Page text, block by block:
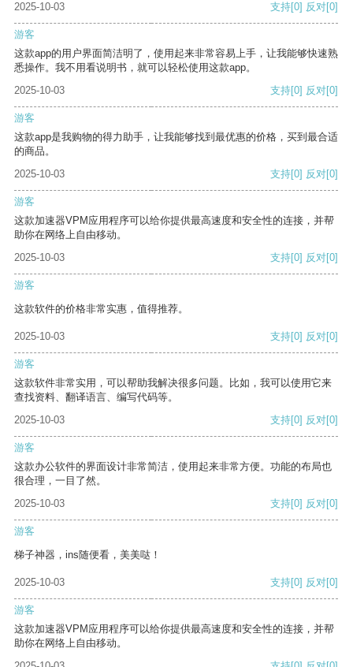
2025-10-03 支持[0] 反对[0]
游客
这款app的用户界面简洁明了，使用起来非常容易上手，让我能够快速熟
悉操作。我不用看说明书，就可以轻松使用这款app。
2025-10-03
支持[0] 反对[0]
游客
这款app是我购物的得力助手，让我能够找到最优惠的价格，买到最合适
的商品。
2025-10-03
支持[0] 反对[0]
游客
这款加速器VPM应用程序可以给你提供最高速度和安全性的连接，并帮
助你在网络上自由移动。
2025-10-03
支持[0] 反对[0]
游客
这款软件的价格非常实惠，值得推荐。
2025-10-03 支持[0] 反对[0]
游客
这款软件非常实用，可以帮助我解决很多问题。比如，我可以使用它来
查找资料、翻译语言、编写代码等。
2025-10-03
支持[0] 反对[0]
游客
这款办公软件的界面设计非常简洁，使用起来非常方便。功能的布局也
很合理，一目了然。
2025-10-03
支持[0] 反对[0]
游客
梯子神器，ins随便看，美美哒！
2025-10-03 支持[0] 反对[0]
游客
这款加速器VPM应用程序可以给你提供最高速度和安全性的连接，并帮
助你在网络上自由移动。